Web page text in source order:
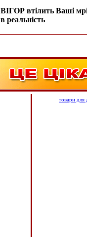
ВІГОР втілить Ваші
в реальність
товари для